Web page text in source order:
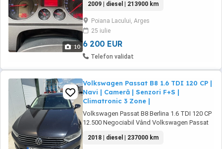
10
RCA,Asigurare la zi.
2009 | diesel | 213900 km
Poiana Lacului, Arges
25 iulie
6 200 EUR
Telefon validat
Volkswagen Passat B8 1.6 TDI 120 CP |
Navi | Cameră | Senzori F+S |
Climatronic 3 Zone |
Volkswagen Passat B8 Berlina 1.6 TDI 120 CP
12.500 Negociabil Vând Volkswagen Passat
120 CP, cutie manuală. Mașina este întreținută,
2018 | diesel | 237000 km